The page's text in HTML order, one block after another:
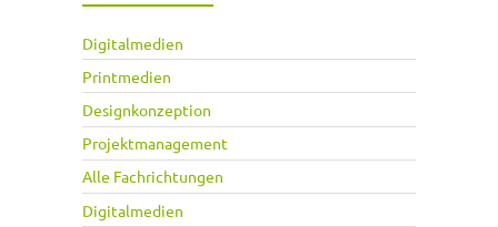
Digitalmedien
Printmedien
Designkonzeption
Projektmanagement
Alle Fachrichtungen
Digitalmedien